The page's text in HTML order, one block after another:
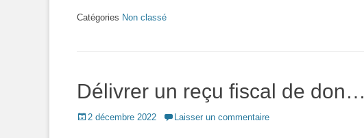
Catégories Non classé
Délivrer un reçu fiscal de don…
Posted
2 décembre 2022 Laisser un commentaire